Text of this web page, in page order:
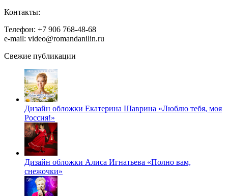
Контакты:
Телефон: +7 906 768-48-68
e-mail: video@romandanilin.ru
Свежие публикации
Дизайн обложки Екатерина Шаврина «Люблю тебя, моя
Россия!»
Дизайн обложки Алиса Игнатьева «Полно вам,
снежочки»